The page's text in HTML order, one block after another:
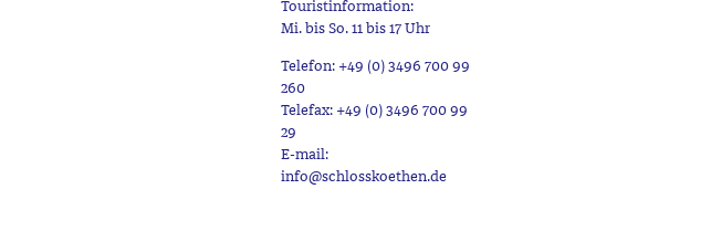
Touristinformation:
Mi. bis So. 11 bis 17 Uhr
Telefon: +49 (0) 3496 700 99
260
Telefax: +49 (0) 3496 700 99
29
E-mail:
info@schlosskoethen.de